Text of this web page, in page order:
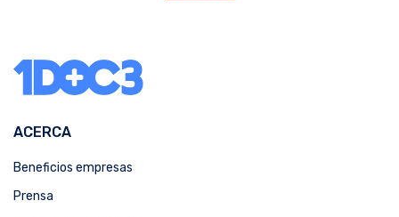
ACERCA
Beneficios empresas
Prensa